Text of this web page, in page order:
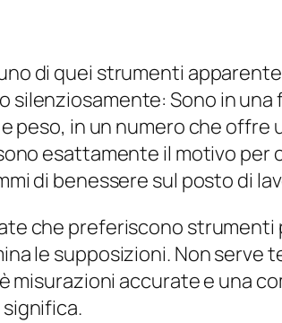
di quei strumenti
Sono in una
peso, in un numero che
esattamente il motivo per
di benessere sul posto di
che preferiscono
le supposizioni. Non serve
misurazioni accurate e una